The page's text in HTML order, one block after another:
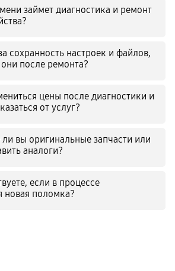
займет диагностика и ремонт
сохранность настроек и файлов,
после ремонта?
цены после диагностики и
от услуг?
ли вы оригинальные запчасти или
аналоги?
если в процессе
новая поломка?